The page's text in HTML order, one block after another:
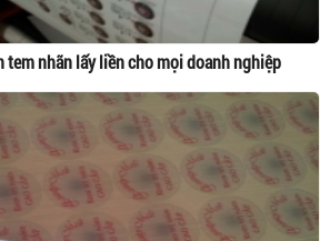
tem nhãn lấy liền cho mọi doanh nghiệp